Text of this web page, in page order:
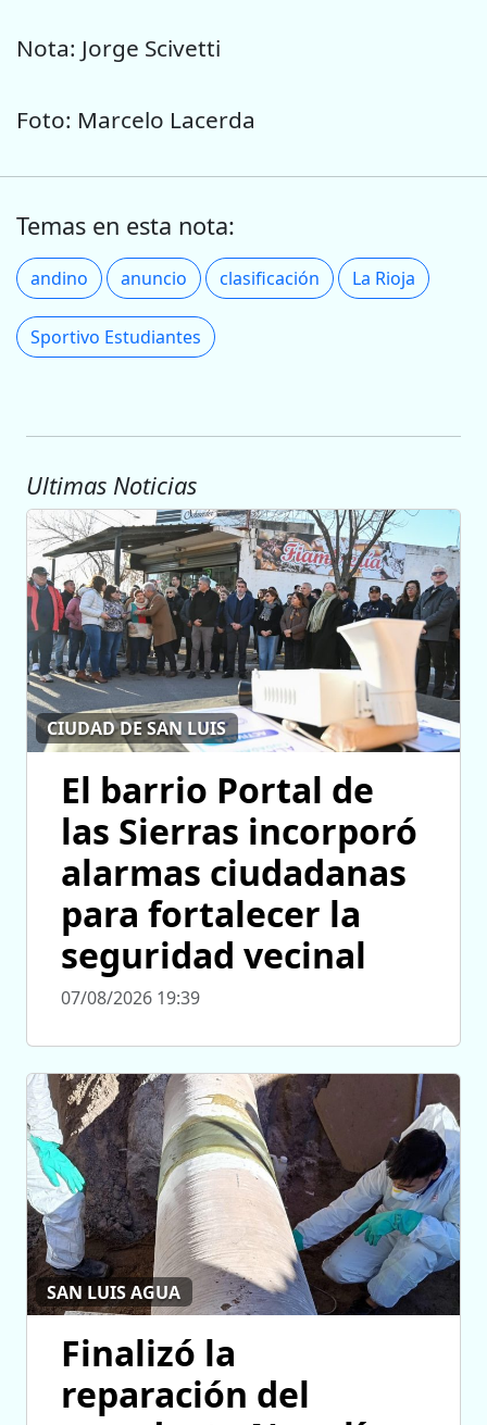
Nota: Jorge Scivetti
Foto: Marcelo Lacerda
Temas en esta nota:
andino anuncio clasificación La Rioja
Sportivo Estudiantes
Ultimas Noticias
CIUDAD DE SAN LUIS
El barrio Portal de
las Sierras incorporó
alarmas ciudadanas
para fortalecer la
seguridad vecinal
07/08/2026 19:39
SAN LUIS AGUA
Finalizó la
reparación del